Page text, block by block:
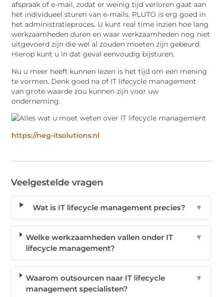
afspraak of e-mail, zodat er weinig tijd verloren gaat aan
het individueel sturen van e-mails. PLUTO is erg goed in
het administratieproces. U kunt real time inzien hoe lang
werkzaamheden duren en waar werkzaamheden nog niet
uitgevoerd zijn die wel al zouden moeten zijn gebeurd.
Hierop kunt u in dat geval eenvoudig bijsturen.
Nu u meer heeft kunnen lezen is het tijd om een mening
te vormen. Denk goed na of IT lifecycle management
van grote waarde zou kunnen zijn voor uw
onderneming.
https://neg-itsolutions.nl
Veelgestelde vragen
Wat is IT lifecycle management precies? ▼
Welke werkzaamheden vallen onder IT
lifecycle management?
▼
Waarom outsourcen naar IT lifecycle
management specialisten?
▼